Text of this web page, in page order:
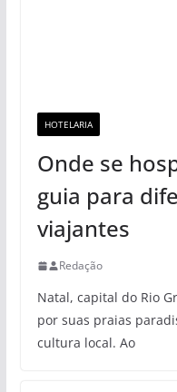
HOTELARIA
Onde se
guia para
viajantes
Redação
Natal, capital do Rio
por suas praias
cultura local. Ao